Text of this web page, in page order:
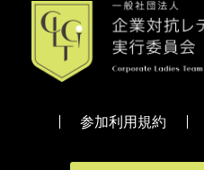
参加利用規約